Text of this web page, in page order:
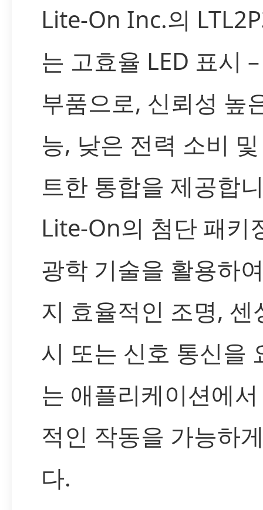
Lite-On Inc.의
는 고효율 LED 표시
부품으로, 신뢰성 높
능, 낮은 전력 소비
트한 통합을 제공합
Lite-On의 첨단 패키
광학 기술을 활용하
지 효율적인 조명, 센
시 또는 신호 통신을
는 애플리케이션에
적인 작동을 가능하
다.